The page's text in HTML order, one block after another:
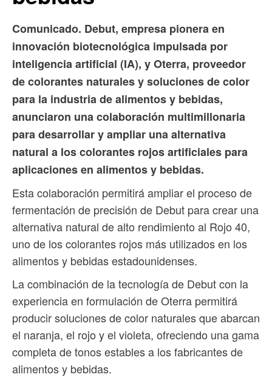
Comunicado. Debut, empresa pionera en
innovación biotecnológica impulsada por
inteligencia artificial (IA), y Oterra, proveedor
de colorantes naturales y soluciones de color
para la industria de alimentos y bebidas,
anunciaron una colaboración multimillonaria
para desarrollar y ampliar una alternativa
natural a los colorantes rojos artificiales para
aplicaciones en alimentos y bebidas.
Esta colaboración permitirá ampliar el proceso de
fermentación de precisión de Debut para crear una
alternativa natural de alto rendimiento al Rojo 40,
uno de los colorantes rojos más utilizados en los
alimentos y bebidas estadounidenses.
La combinación de la tecnología de Debut con la
experiencia en formulación de Oterra permitirá
producir soluciones de color naturales que abarcan
el naranja, el rojo y el violeta, ofreciendo una gama
completa de tonos estables a los fabricantes de
alimentos y bebidas.